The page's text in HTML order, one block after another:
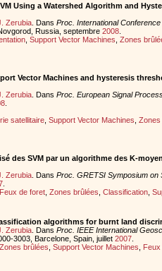
Using a Watershed Algorithm and
Zerubia. Dans Proc. International
Russia, septembre 2008.
, Support Vector Machines Zones
Vector Machines and hysteresis
Zerubia. Dans Proc. European Signal
.
satellitaire, Support Vector Machines Zones
des SVM par un algorithme des K-
Zerubia. Dans Proc. GRETSI Symposium on
.
Feux de foret, Zones brûlées Classification,
algorithms for burnt land
Zerubia. Dans Proc. IEEE International
3003, Barcelone, Spain, juillet 2007.
Zones brûlées Support Vector Machines Feux